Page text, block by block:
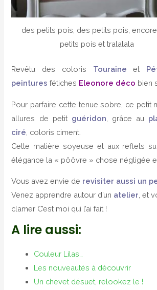
des petits pois, des petits pois,
petits pois et tralalala
Revêtu des coloris Touraine et
peintures fétiches Eleonore déco bien
Pour parfaire cette tenue sobre, ce petit
allures de petit guéridon , grâce au
ciré , coloris ciment.
Cette matière soyeuse et aux reflets
élégance la « pôôvre » chose négligée
Vous avez envie de revisiter aussi un
Venez apprendre autour d’un atelier, et
clamer C’est moi qui l’ai fait !
A lire aussi:
Couleur Lilas…
Les nouveautés à découvrir
Un chevet désuet, relookez le !